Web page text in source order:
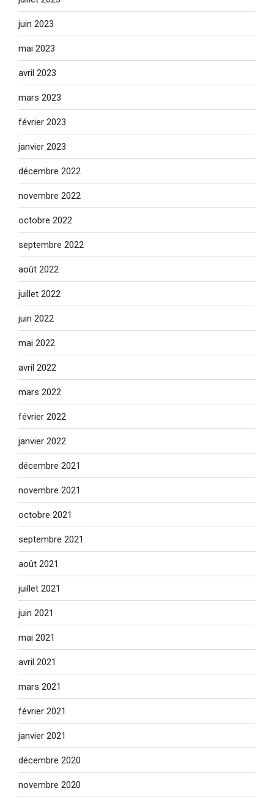
juin 2023
mai 2023
avril 2023
mars 2023
février 2023
janvier 2023
décembre 2022
novembre 2022
octobre 2022
septembre 2022
août 2022
juillet 2022
juin 2022
mai 2022
avril 2022
mars 2022
février 2022
janvier 2022
décembre 2021
novembre 2021
octobre 2021
septembre 2021
août 2021
juillet 2021
juin 2021
mai 2021
avril 2021
mars 2021
février 2021
janvier 2021
décembre 2020
novembre 2020